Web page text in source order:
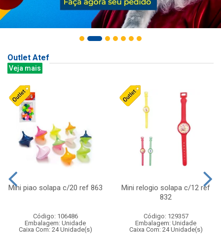
Outlet Atef
Veja mais
Mini piao solapa c/20 ref 863
Código: 106486
Embalagem: Unidade
Caixa Com: 24 Unidade(s)
Mini relogio solapa c/12 ref
832
Código: 129357
Embalagem: Unidade
Caixa Com: 24 Unidade(s)